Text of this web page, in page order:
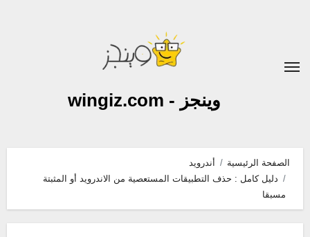
وينجز - wingiz.com
الصفحة الرئيسية
أندرويد
دليل كامل : حذف التطبيقات المستعصية من الاندرويد أو المثبتة
مسبقا